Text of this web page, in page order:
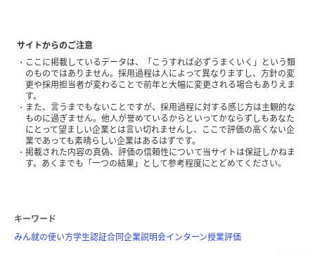
サイトからのご注意
ここに掲載しているデータは、「こうすれば必ずうまくいく」という類
のものではありません。採用過程は人によって異なりますし、方針の変
更や採用担当者が変わることで前年と大幅に変更される場合もありえま
す。
また、言うまでもないことですが、採用過程に対する感じ方は主観的な
ものに過ぎません。他人が誉めているからといってかならずしもあなた
にとって望ましい企業とは言い切れませんし、ここで評価の高くない企
業であっても素晴らしい企業はあるはずです。
掲載された内容の真偽、評価の信頼性について当サイトは保証しかねま
す。あくまでも「一つの結果」として参考程度にとどめてください。
キーワード
みん就の使い方学生認証合同企業説明会インターン授業評価